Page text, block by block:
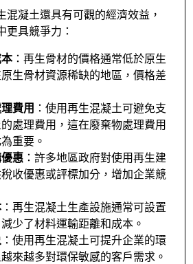
混凝土還具有可觀的經濟效益，
更具競爭力：
：再生骨材的價格通常低於原生
生骨材資源稀缺的地區，價格差
費用 ：使用再生混凝土可避免支
處理費用，這在廢棄物處理費用
重要。
惠 ：許多地區政府對使用再生建
收優惠或評標加分，增加企業競
：再生混凝土生產設施通常可設置
少了材料運輸距離和成本。
：使用再生混凝土可提升企業的環
來越多對環保敏感的客戶需求。